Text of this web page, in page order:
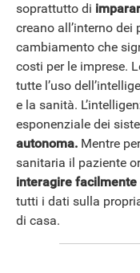
ANDROID
soprattutto di
creano all’interno dei
cambiamento che
costi per le imprese.
tutte l’uso
e la sanità.
esponenziale dei
autonoma. Mentre
sanitaria il paziente
interagire facilmente
tutti i dati sulla
di casa.